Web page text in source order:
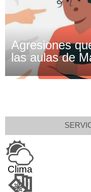
Agresiones
las aulas de
Clima